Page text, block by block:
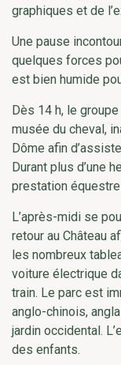
graphiques et de
Une pause
quelques forces
est bien humide
Dès 14 h, le
musée du cheval,
Dôme afin
Durant plus d’une
prestation
L’après-midi se
retour au Château
les nombreux
voiture électrique
train. Le parc est
anglo-chinois,
jardin occidental.
des enfants.